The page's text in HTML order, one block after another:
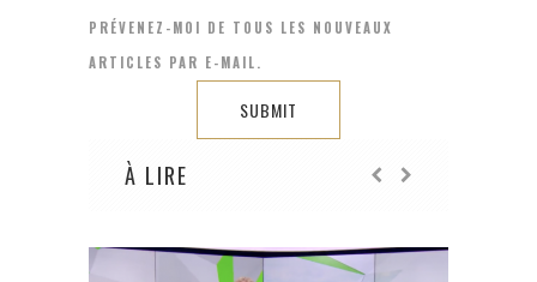
PRÉVENEZ-MOI DE TOUS LES NOUVEAUX
ARTICLES PAR E-MAIL.
À LIRE